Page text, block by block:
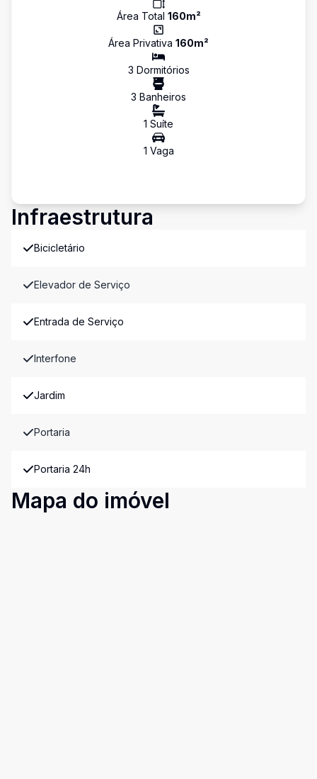
Área Total 160m²
Área Privativa 160m²
3 Dormitórios
3 Banheiros
1 Suíte
1 Vaga
Infraestrutura
Bicicletário
Elevador de Serviço
Entrada de Serviço
Interfone
Jardim
Portaria
Portaria 24h
Mapa do imóvel